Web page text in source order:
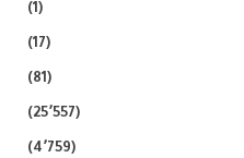
(1)
(17)
(81)
(25٬557)
(4٬759)